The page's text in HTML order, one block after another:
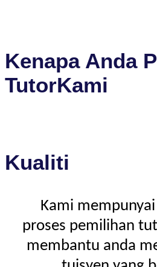
Kenapa Anda
TutorKami
Kualiti
Kami
proses pemilihan
membantu anda